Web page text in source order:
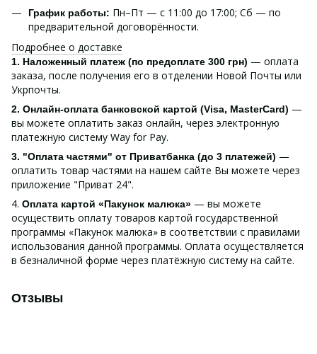
График работы: Пн–Пт — с 11:00 до 17:00; Сб — по
предварительной договорённости.
Подробнее о доставке
1. Наложенный платеж (по предоплате 300 грн) — оплата
заказа, после получения его в отделении Новой Почты или
Укрпочты.
2. Онлайн-оплата банковской картой (Visa, MasterCard) —
вы можете оплатить заказ онлайн, через электронную
платежную систему Way for Pay.
3. "Оплата частями" от Приватбанка (до 3 платежей) —
оплатить товар частями на нашем сайте Вы можете через
приложение "Приват 24".
4. Оплата картой «Пакунок малюка» — вы можете
осуществить оплату товаров картой государственной
программы «Пакунок малюка» в соответствии с правилами
использования данной программы. Оплата осуществляется
в безналичной форме через платёжную систему на сайте.
Отзывы